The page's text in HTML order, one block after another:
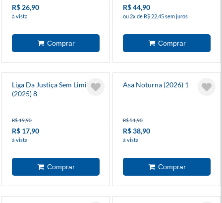
R$ 26,90
à vista
R$ 44,90
ou 2x de R$ 22,45 sem juros
Liga Da Justiça Sem Limites
(2025) 8
R$ 19,90
R$ 17,90
à vista
Asa Noturna (2026) 1
R$ 51,90
R$ 38,90
à vista